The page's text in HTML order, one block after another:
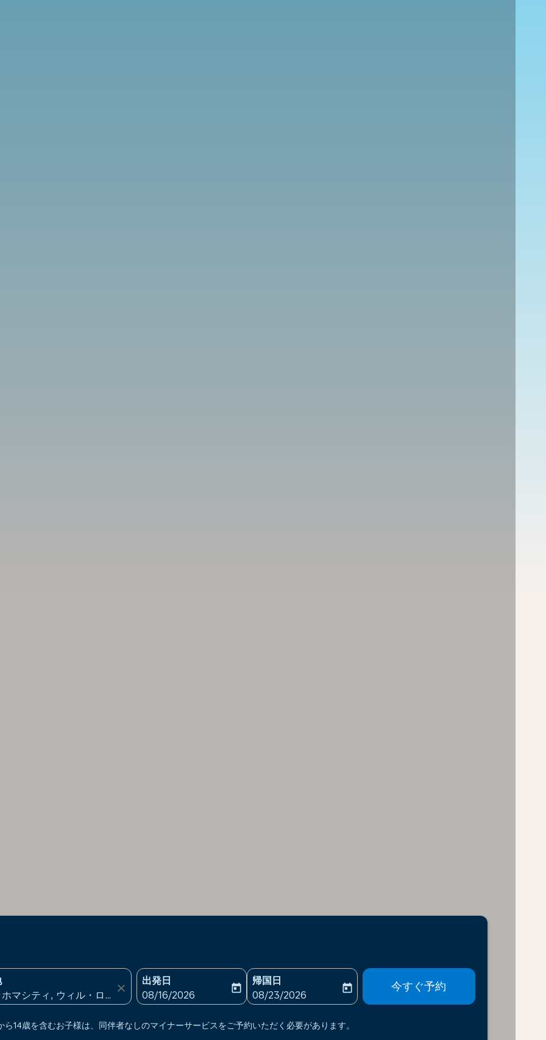
close
出発日
fc-booking-departure-date-aria-label
08/16/2026
today
帰国日
fc-booking-return-date-aria-label
08/23/2026
today 今すぐ予約
14歳を含むお子様は、同伴者なしのマイナーサービスをご予約いただく必要があります。